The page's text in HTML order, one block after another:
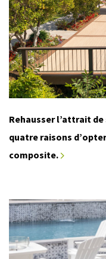
Rehausser l’attrait
quatre raisons
composite.